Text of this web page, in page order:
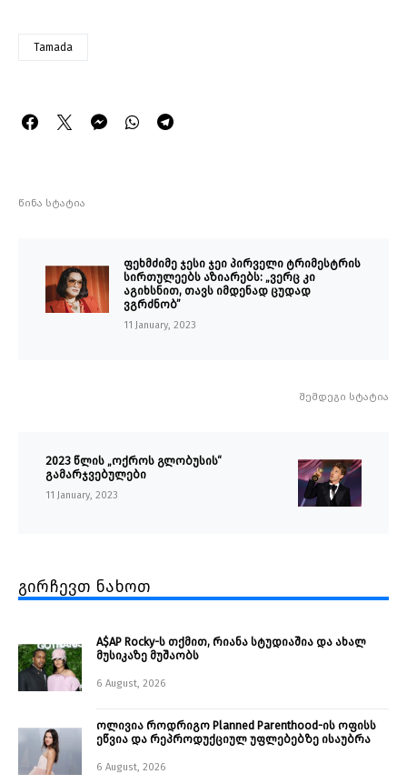
Tamada
წინა სტატია
ფეხმძიმე ჯესი ჯეი პირველი ტრიმესტრის
სირთულეებს აზიარებს: „ვერც კი
აგიხსნით, თავს იმდენად ცუდად
ვგრძნობ”
11 January, 2023
შემდეგი სტატია
2023 წლის „ოქროს გლობუსის“
გამარჯვებულები
11 January, 2023
გირჩევთ ნახოთ
A$AP Rocky-ს თქმით, რიანა სტუდიაშია და ახალ
მუსიკაზე მუშაობს
6 August, 2026
ოლივია როდრიგო Planned Parenthood-ის ოფისს
ეწვია და რეპროდუქციულ უფლებებზე ისაუბრა
6 August, 2026